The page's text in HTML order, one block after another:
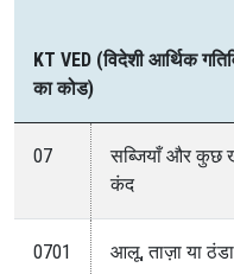
KT VED (विदेशी आर्थिक
का कोड)
07
सब्जियाँ और कुछ
कंद
0701 आलू, ताज़ा या ठंडा